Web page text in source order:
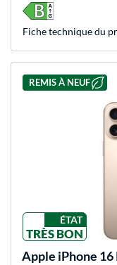
Fiche technique du
REMIS À NEUF
ÉTAT
TRÈS BON
Apple iPhone